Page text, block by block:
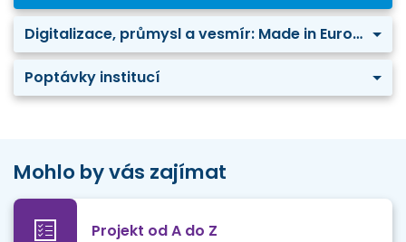
Digitalizace, průmysl a vesmír: Made in Europe
Poptávky institucí
Mohlo by vás zajímat
Projekt od A do Z